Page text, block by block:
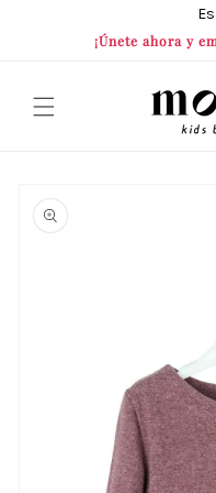
al contenido¡Únete ahora y
a la
información